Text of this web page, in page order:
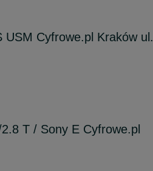
Cyfrowe.pl Kraków ul.
T / Sony E Cyfrowe.pl